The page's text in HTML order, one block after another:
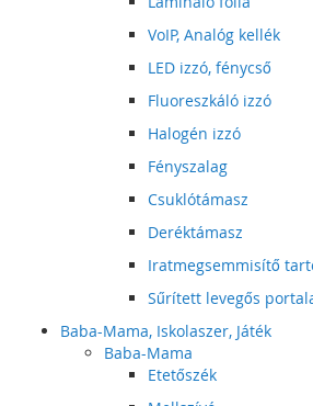
VoIP, Analóg kellék
LED izzó, fénycső
Fluoreszkáló izzó
Halogén izzó
Fényszalag
Csuklótámasz
Deréktámasz
Iratmegsemmisítő
Sűrített levegős
Baba-Mama, Iskolaszer, Játék
Baba-Mama
Etetőszék